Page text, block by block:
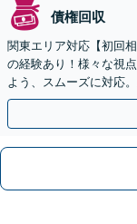
債権回収
関東エリア対応【初回
の経験あり！様々な視
よう、スムーズに対応
通。お困りの方はすぐ